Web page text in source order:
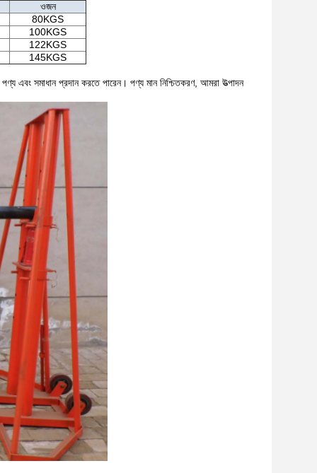
ওজন
80KGS
100KGS
122KGS
145KGS
এবং সমাধান প্রদান করতে পারেন। পণ্য মান নিশ্চিতকরণ, আমরা উত্পাদন